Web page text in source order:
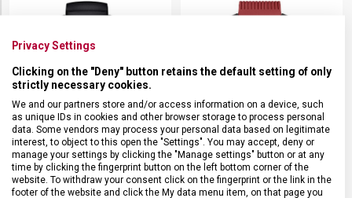
VICTORINOX I.N.O.X.
VICTORINOX AIR PRO
AUTOMATIC
Privacy Settings
Clicking on the "Deny" button retains the default setting of only
strictly necessary cookies.
We and our partners store and/or access information on a device, such
as unique IDs in cookies and other browser storage to process personal
data. Some vendors may process your personal data based on legitimate
interest, to object to this open the "Settings". You may accept, deny or
manage your settings by clicking the "Manage settings" button or at any
time by clicking the fingerprint button on the left bottom corner of the
website. To withdraw your consent click on the fingerprint or the link in the
footer of the website and click the My data menu item, on that page you